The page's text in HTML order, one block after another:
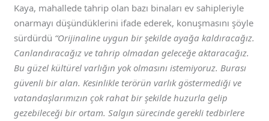
Kaya, mahallede tahrip olan bazı binaları ev sahipleriyle
onarmayı düşündüklerini ifade ederek, konuşmasını şöyle
sürdürdü “Orijinaline uygun bir şekilde ayağa kaldıracağız.
Canlandıracağız ve tahrip olmadan geleceğe aktaracağız.
Bu güzel kültürel varlığın yok olmasını istemiyoruz. Burası
güvenli bir alan. Kesinlikle terörün varlık göstermediği ve
vatandaşlarımızın çok rahat bir şekilde huzurla gelip
gezebileceği bir ortam. Salgın sürecinde gerekli tedbirlere